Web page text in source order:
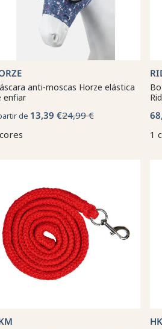
anti-moscas Horze elástica
enfiar
de 13,39 €24,99 €
1